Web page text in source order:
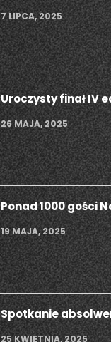
7 LIPCA, 2025
Uroczysty finał IV
26 MAJA, 2025
Ponad 1000 gości
19 MAJA, 2025
Spotkanie
25 KWIETNIA, 2025